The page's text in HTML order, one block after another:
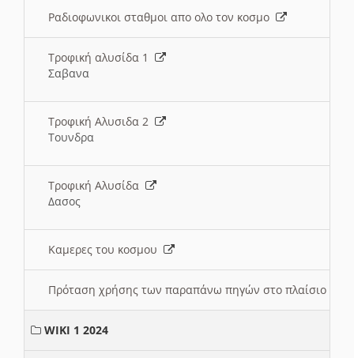
Ραδιοφωνικοι σταθμοι απο ολο τον κοσμο
Τροφική αλυσίδα 1
Σαβανα
Τροφική Αλυσιδα 2
Τουνδρα
Τροφική Αλυσίδα
Δασος
Καμερες του κοσμου
Πρόταση χρήσης των παραπάνω πηγών στο πλαίσιο
WIKI 1 2024